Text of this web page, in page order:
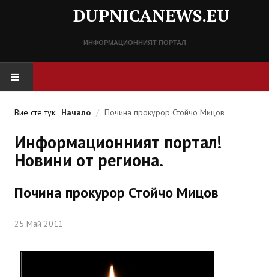
DUPNICANEWS.EU
ИНФОРМАЦИОННИЯТ ПОРТАЛ
НОВИНИ
СПРАВОЧНИК
Разписание
Важни телефонни номера
Вие сте тук: Начало / Почина прокурор Стойчо Мицов
Информационният портал!
Новини от региона.
Почина прокурор Стойчо Мицов
25 Май 2011